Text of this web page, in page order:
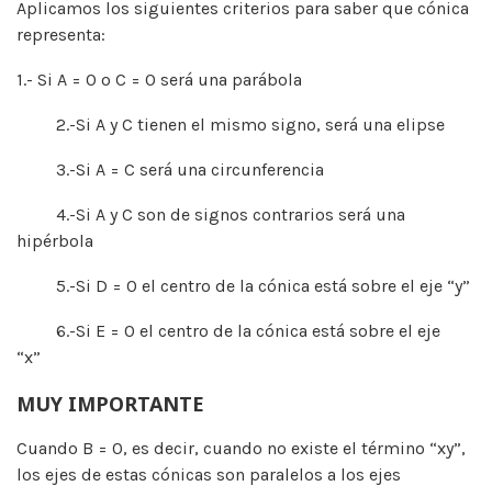
Aplicamos los siguientes criterios para saber que cónica
representa:
1.- Si A = 0 o C = 0 será una parábola
2.-Si A y C tienen el mismo signo, será una elipse
3.-Si A = C será una circunferencia
4.-Si A y C son de signos contrarios será una
hipérbola
5.-Si D = 0 el centro de la cónica está sobre el eje “y”
6.-Si E = 0 el centro de la cónica está sobre el eje
“x”
MUY IMPORTANTE
Cuando B = 0, es decir, cuando no existe el término “xy”,
los ejes de estas cónicas son paralelos a los ejes